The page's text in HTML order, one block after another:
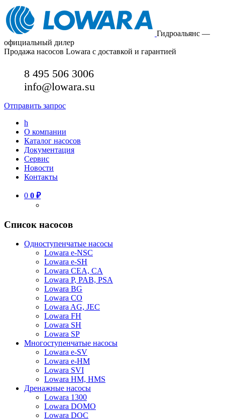
Гидроальянс —
официальный дилер
Продажа насосов Lowara с доставкой и гарантией
8 495 506 3006
info@lowara.su
Отправить запрос
h
О компании
Каталог насосов
Документация
Сервис
Новости
Контакты
0 0 ₽
Список насосов
Одноступенчатые насосы
Lowara e-NSC
Lowara e-SH
Lowara CEA, CA
Lowara P, PAB, PSA
Lowara BG
Lowara CO
Lowara AG, JEC
Lowara FH
Lowara SH
Lowara SP
Многоступенчатые насосы
Lowara e-SV
Lowara e-HM
Lowara SVI
Lowara HM, HMS
Дренажные насосы
Lowara 1300
Lowara DOMO
Lowara DOC